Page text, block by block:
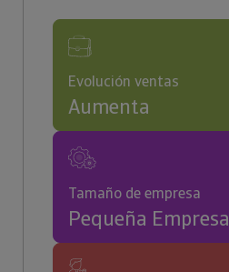
Evolución ventas
Aumenta
Tamaño de empresa
Pequeña Empresa